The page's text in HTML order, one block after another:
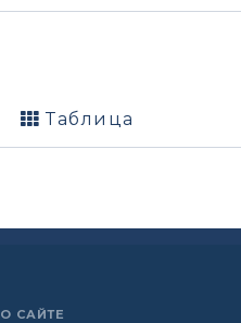
Таблица
О САЙТЕ